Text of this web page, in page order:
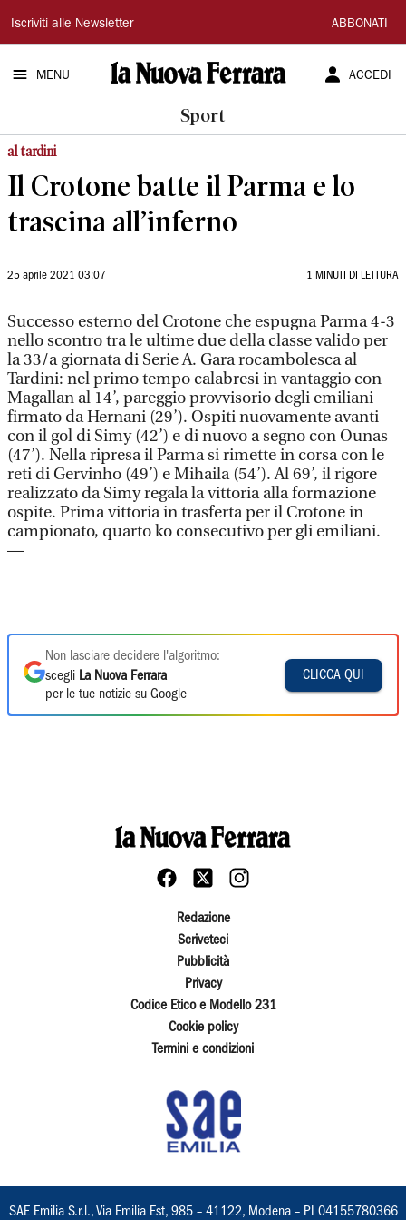
La
Nuova
Ferrara
Iscriviti alle Newsletter ABBONATI
MENU ACCEDI
Sport
al tardini
Il Crotone batte il Parma e lo
trascina all’inferno
25 aprile 2021 03:07 1 MINUTI DI LETTURA
Successo esterno del Crotone che espugna Parma 4-3
nello scontro tra le ultime due della classe valido per
la 33/a giornata di Serie A. Gara rocambolesca al
Tardini: nel primo tempo calabresi in vantaggio con
Magallan al 14’, pareggio provvisorio degli emiliani
firmato da Hernani (29’). Ospiti nuovamente avanti
con il gol di Simy (42’) e di nuovo a segno con Ounas
(47’). Nella ripresa il Parma si rimette in corsa con le
reti di Gervinho (49’) e Mihaila (54’). Al 69’, il rigore
realizzato da Simy regala la vittoria alla formazione
ospite. Prima vittoria in trasferta per il Crotone in
campionato, quarto ko consecutivo per gli emiliani.
—
Non lasciare decidere l'algoritmo:
scegli La Nuova Ferrara
per le tue notizie su Google
CLICCA QUI
Redazione
Scriveteci
Pubblicità
Privacy
Codice Etico e Modello 231
Cookie policy
Termini e condizioni
SAE Emilia S.r.l., Via Emilia Est, 985 – 41122, Modena – PI 04155780366